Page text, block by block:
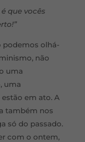
que vocês
podemos olhá-
não
uma
uma
em ato. A
também nos
só do passado.
com o ontem,